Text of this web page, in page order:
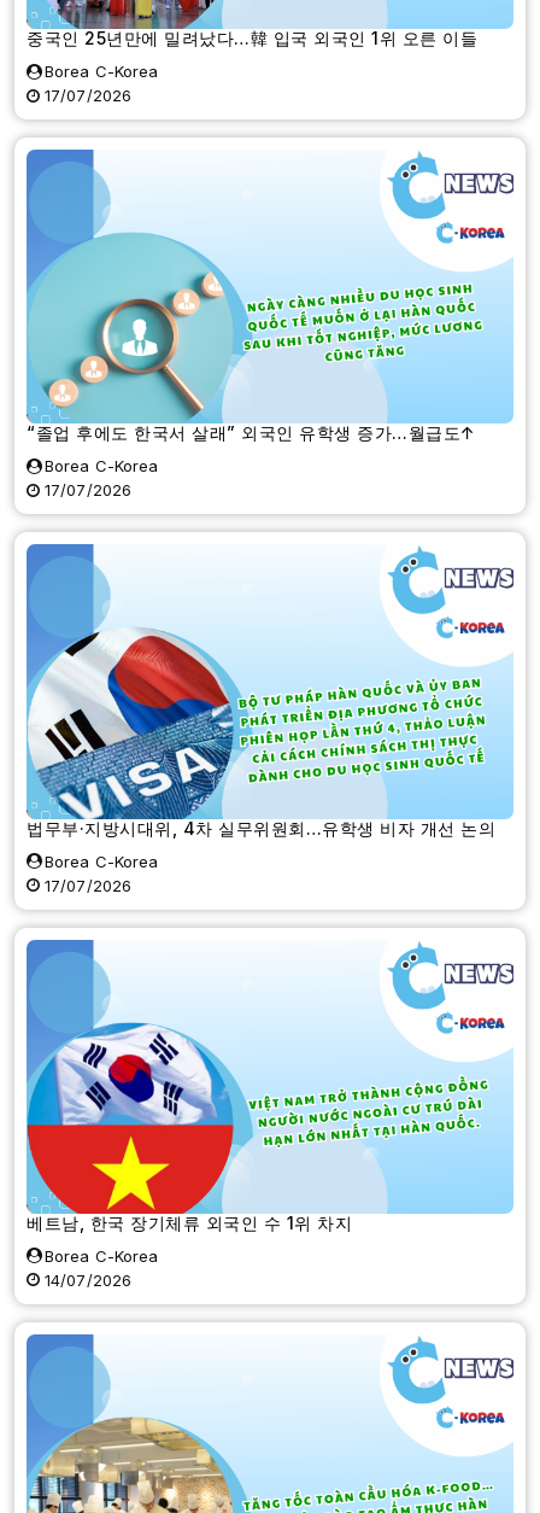
중국인 25년만에 밀려났다…韓 입국 외국인 1위 오른 이들
Borea C-Korea
17/07/2026
“졸업 후에도 한국서 살래” 외국인 유학생 증가…월급도↑
Borea C-Korea
17/07/2026
법무부·지방시대위, 4차 실무위원회…유학생 비자 개선 논의
Borea C-Korea
17/07/2026
베트남, 한국 장기체류 외국인 수 1위 차지
Borea C-Korea
14/07/2026